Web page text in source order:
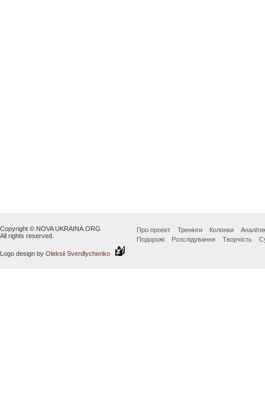
Copyright © NOVA UKRAINA.ORG
All rights reserved.
Logo design by Oleksii Sverdlychenko
Про проект Тренінги Колонки
Подорожі
Розслідування Творчість